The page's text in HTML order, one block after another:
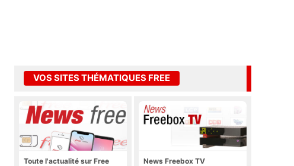
VOS SITES THÉMATIQUES FREE
Toute l'actualité sur Free
News Freebox TV